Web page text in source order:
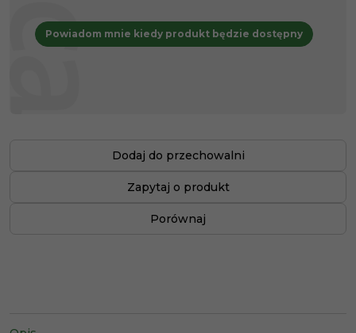
Powiadom mnie kiedy produkt będzie dostępny
Dodaj do przechowalni
Zapytaj o produkt
Porównaj